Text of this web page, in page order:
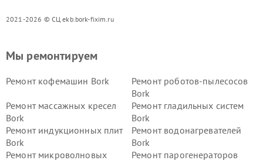
2021-2026 © СЦ ekb.bork-fixim.ru
Мы ремонтируем
Ремонт кофемашин Bork
Ремонт роботов-пылесосов
Bork
Ремонт массажных кресел
Bork
Ремонт гладильных систем
Bork
Ремонт индукционных плит
Bork
Ремонт водонагревателей
Bork
Ремонт микроволновых
Ремонт парогенераторов